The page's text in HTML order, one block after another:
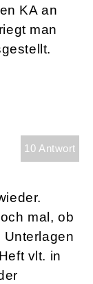
KA an
man
10 Antwort
mal, ob
vlt. in